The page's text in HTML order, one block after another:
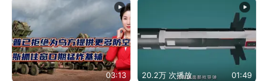
03:13 20.2万 次播放 01:49